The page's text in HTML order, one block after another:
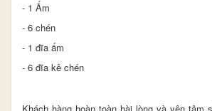
- 1 Ấm
- 6 chén
- 1 đĩa ấm
- 6 đĩa kê chén